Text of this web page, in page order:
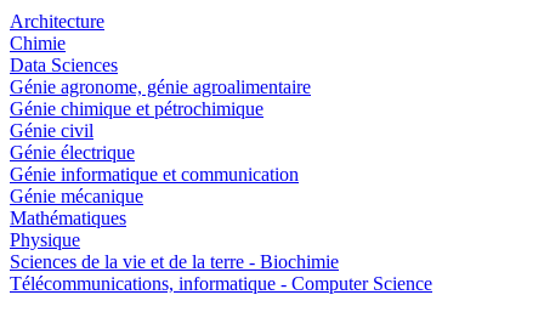
Architecture
Chimie
Data Sciences
Génie agronome, génie agroalimentaire
Génie chimique et pétrochimique
Génie civil
Génie électrique
Génie informatique et communication
Génie mécanique
Mathématiques
Physique
Sciences de la vie et de la terre - Biochimie
Télécommunications, informatique - Computer Science